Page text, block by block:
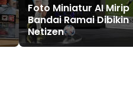
Foto Miniatur AI Mirip
Bandai Ramai Dibikin
Netizen